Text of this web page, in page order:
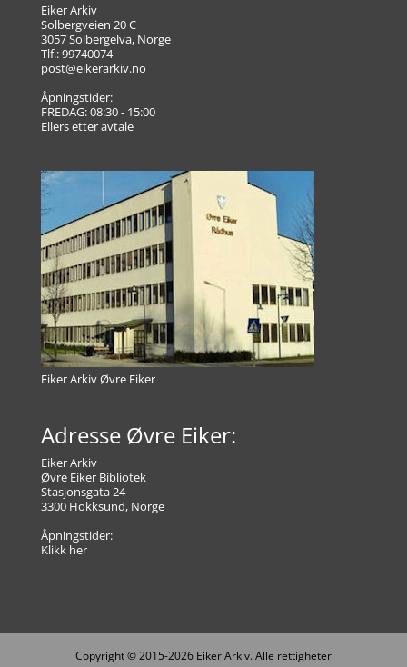
Eiker Arkiv
Solbergveien 20 C
3057 Solbergelva, Norge
Tlf.: 99740074
post@eikerarkiv.no
Åpningstider:
FREDAG: 08:30 - 15:00
Ellers etter avtale
Eiker Arkiv Øvre Eiker
Adresse Øvre Eiker:
Eiker Arkiv
Øvre Eiker Bibliotek
Stasjonsgata 24
3300 Hokksund, Norge
Åpningstider:
Klikk her
Copyright © 2015-2026 Eiker Arkiv. Alle rettigheter